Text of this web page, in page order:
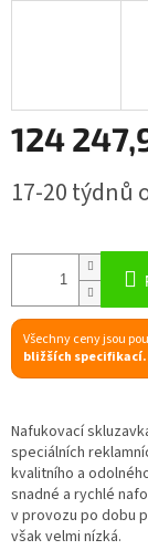
124
cena:
17-20 týdnů
Všechny ceny jsou
bližších specifikací.
Nafukovací
speciálních
kvalitního a
snadné a rychlé
v provozu po dobu
však velmi nízká.